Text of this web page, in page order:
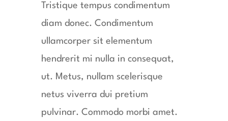
Tristique tempus condimentum
diam donec. Condimentum
ullamcorper sit elementum
hendrerit mi nulla in consequat,
ut. Metus, nullam scelerisque
netus viverra dui pretium
pulvinar. Commodo morbi amet.